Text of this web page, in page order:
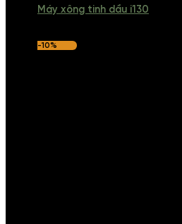
Máy xông tinh dầu i130
-10%